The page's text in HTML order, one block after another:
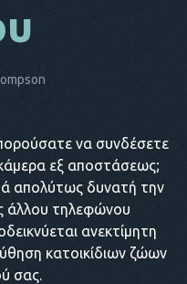
TR
PT
να συνδέσετε
εξ αποστάσεως;
απολύτως δυνατή την
άλλου τηλεφώνου
ανεκτίμητη
κατοικίδιων ζώων
σας.